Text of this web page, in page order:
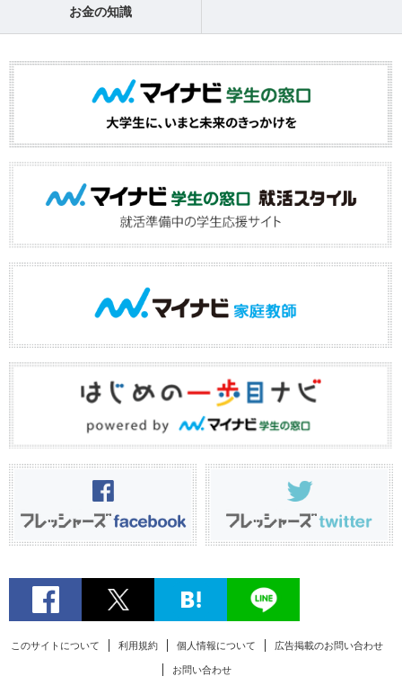
お金の知識
このサイトについて 利用規約 個人情報について 広告掲載のお問い合わせ
お問い合わせ